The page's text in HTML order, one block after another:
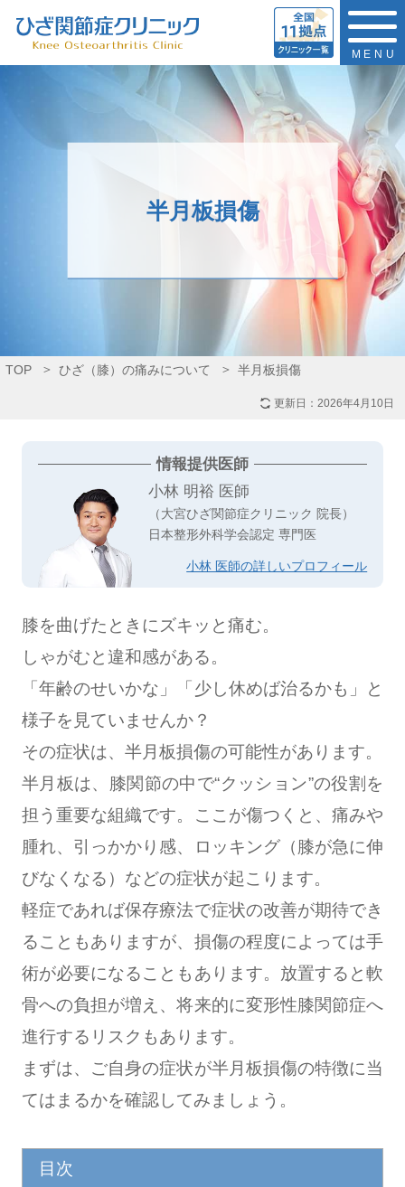
MENU
半月板損傷
TOP ひざ（膝）の痛みについて 半月板損傷
更新日： 2026年4月10日
情報提供医師
小林 明裕 医師
（大宮ひざ関節症クリニック 院長）
日本整形外科学会認定 専門医
小林 医師の詳しいプロフィール
膝を曲げたときにズキッと痛む。
しゃがむと違和感がある。
「年齢のせいかな」「少し休めば治るかも」と
様子を見ていませんか？
その症状は、半月板損傷の可能性があります。
半月板は、膝関節の中で“クッション”の役割を
担う重要な組織です。ここが傷つくと、痛みや
腫れ、引っかかり感、ロッキング（膝が急に伸
びなくなる）などの症状が起こります。
軽症であれば保存療法で症状の改善が期待でき
ることもありますが、損傷の程度によっては手
術が必要になることもあります。放置すると軟
骨への負担が増え、将来的に変形性膝関節症へ
進行するリスクもあります。
まずは、ご自身の症状が半月板損傷の特徴に当
てはまるかを確認してみましょう。
目次